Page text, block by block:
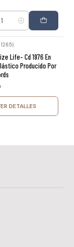
Life- Cd 1976 En
Producido Por
DETALLES